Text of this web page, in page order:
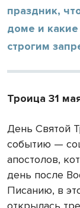
праздник,
доме и
строгим
Троица 31
День Святой
событию —
апостолов,
день после
Писанию, в